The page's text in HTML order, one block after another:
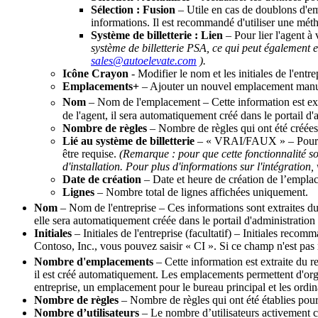
Sélection : Fusion – Utile en cas de doublons d'
informations. Il est recommandé d'utiliser une mé
Système de billetterie : Lien – Pour lier l'agent à
système de billetterie PSA ce qui peut également
sales@autoelevate.com ).
Icône Crayon - Modifier le nom et les initiales de l'
Emplacements+ – Ajouter un nouvel emplacement
Nom – Nom de l'emplacement – Cette information est
de l'agent, il sera automatiquement créé dans le portail d'
Nombre de règles – Nombre de règles qui ont été créées
Lié au système de billetterie – « VRAI/FAUX » – Pour
être requise. (Remarque : pour que cette fonctionnalité
d'installation. Pour plus d'informations sur l'intégration
Date de création – Date et heure de création de l’
Lignes – Nombre total de lignes affichées uniquement.
Nom – Nom de l'entreprise – Ces informations sont extraites du
elle sera automatiquement créée dans le portail d'administration
Initiales – Initiales de l'entreprise (facultatif) – Initiales
Contoso, Inc., vous pouvez saisir « CI ». Si ce champ n'est pas
Nombre d'emplacements – Cette information est extraite du
il est créé automatiquement. Les emplacements permettent d'
entreprise, un emplacement pour le bureau principal et les
Nombre de règles – Nombre de règles qui ont été établies pour
Nombre d’utilisateurs – Le nombre d’utilisateurs activement